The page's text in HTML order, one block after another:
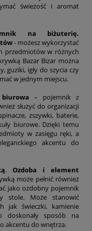
świeżość i aromat
na biżuterię.
- możesz wykorzystać
przedmiotów w różnych
Bazar Bizar można
guziki, igły do szycia czy
w jednym miejscu.
– pojemnik z
służyć do organizacji
zszywki, baterie,
biurowe. Dzięki temu
w zasięgu ręki, a
akcentu do
. Ozdoba i element
może pełnić również
jako ozdobny pojemnik
stole. Może stanowić
jak świeczki, kamienie
doskonały sposób na
akcentu do wnętrza.